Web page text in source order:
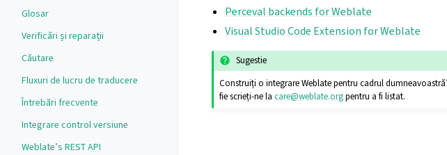
Glosar
Verificări și reparații
Căutare
Fluxuri de lucru de traducere
Întrebări frecvente
Integrare control versiune
Weblate’s REST API
Perceval backends for Weblate
Visual Studio Code Extension for Weblate
Sugestie
Construiți o integrare Weblate pentru cadrul
fie scrieți-ne lacare@weblate.orgpentru a fi listat.